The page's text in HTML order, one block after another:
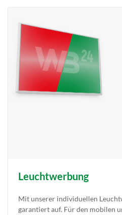
Leuchtwerbung
Mit unserer individuellen
garantiert auf. Für den mobilen